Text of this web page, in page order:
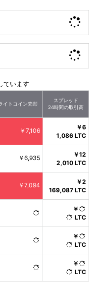
ています
イトコイン売却
スプレッド
24時間の取引高
￥7,106
￥6
1,086 LTC
￥6,935
￥12
2,010 LTC
￥7,094
￥2
169,087 LTC
￥
LTC
￥
LTC
￥
LTC